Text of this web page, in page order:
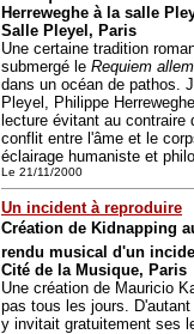
Herreweghe à la salle
Salle Pleyel, Paris
Une certaine tradition
submergé le Requiem
dans un océan de pathos.
Pleyel, Philippe
lecture évitant au contraire
conflit entre l'âme et le
éclairage humaniste et
Le 21/11/2000
Un incident à reproduire
Création de Kidnapping
rendu musical d'un
Cité de la Musique, Paris
Une création de Mauricio
pas tous les jours.
y invitait gratuitement ses